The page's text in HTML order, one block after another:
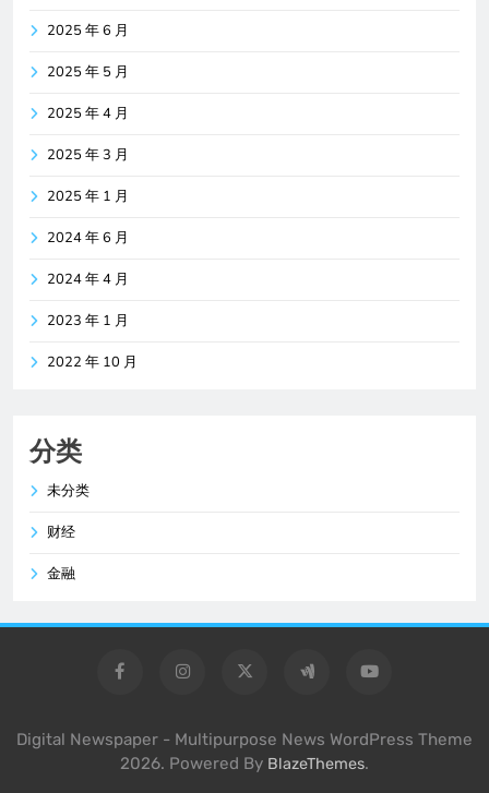
2025 年 6 月
2025 年 5 月
2025 年 4 月
2025 年 3 月
2025 年 1 月
2024 年 6 月
2024 年 4 月
2023 年 1 月
2022 年 10 月
分类
未分类
财经
金融
Digital Newspaper - Multipurpose News WordPress Theme
2026. Powered By BlazeThemes.